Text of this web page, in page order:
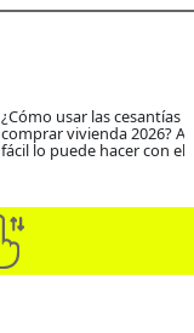
¿Cómo usar las cesantías
comprar vivienda 2026?
fácil lo puede hacer con el